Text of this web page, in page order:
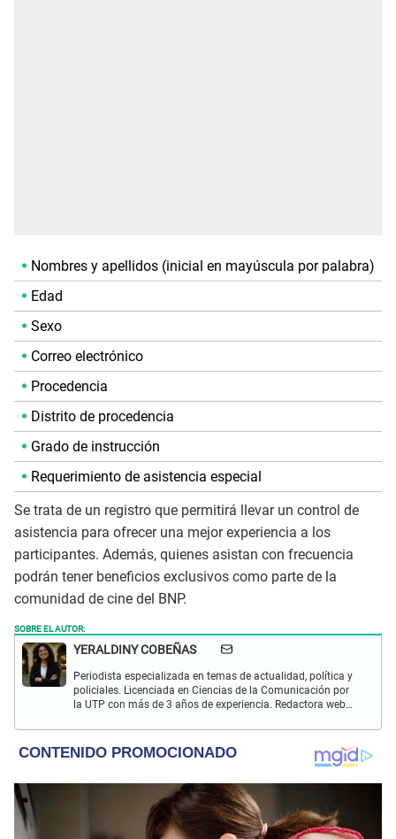
Nombres y apellidos (inicial en mayúscula por palabra)
Edad
Sexo
Correo electrónico
Procedencia
Distrito de procedencia
Grado de instrucción
Requerimiento de asistencia especial
Se trata de un registro que permitirá llevar un control de
asistencia para ofrecer una mejor experiencia a los
participantes. Además, quienes asistan con frecuencia
podrán tener beneficios exclusivos como parte de la
comunidad de cine del BNP.
SOBRE EL AUTOR:
YERALDINY COBEÑAS
Periodista especializada en temas de actualidad, política y
policiales. Licenciada en Ciencias de la Comunicación por
la UTP con más de 3 años de experiencia. Redactora web
en temas relacionados con misterios, películas y series
policiales.